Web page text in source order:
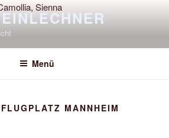
Menü
FLUGPLATZ MANNHEIM